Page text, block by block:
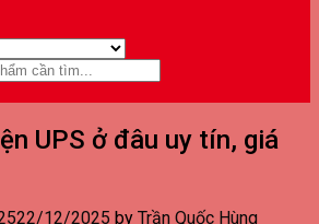
UPS ở đâu uy tín, giá
22/12/2025 by Trần Quốc Hùng